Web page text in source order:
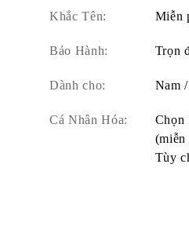
Khắc Tên: Miễn
Bảo Hành: Trọn
Dành cho: Nam
Cá Nhân Hóa:
Chọn
Tùy